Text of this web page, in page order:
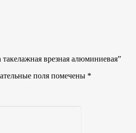
врезная алюминиевая”
поля помечены *